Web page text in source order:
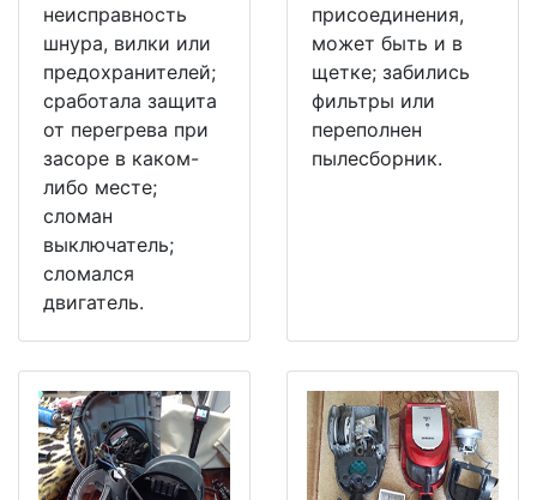
неисправность
шнура, вилки или
предохранителей;
сработала защита
от перегрева при
засоре в каком-
либо месте;
сломан
выключатель;
сломался
двигатель.
присоединения,
может быть и в
щетке; забились
фильтры или
переполнен
пылесборник.